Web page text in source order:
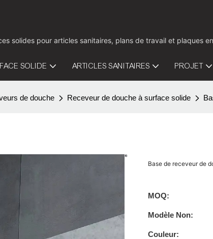
solides pour articles sanitaires, plans de travail et plaques
SOLIDE ARTICLES SANITAIRES PROJET
de douche Receveur de douche à surface solide
Base de receveur de
MOQ:
Modèle Non:
Couleur: